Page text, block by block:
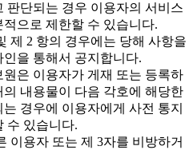
판단되는 경우 이용자의 서비스
적으로 제한할 수 있습니다.
제 2 항의 경우에는 당해 사항을
인을 통해서 공지합니다.
은 이용자가 게재 또는 등록하
의 내용물이 다음 각호에 해당한
경우에 이용자에게 사전 통지
수 있습니다.
이용자 또는 제 3자를 비방하거